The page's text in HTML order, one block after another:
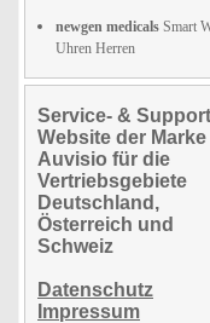
newgen medicals Smart
Uhren Herren
Service- &
Website der Marke
Auvisio für die
Vertriebsgebiete
Deutschland,
Österreich und
Schweiz
Datenschutz
Impressum